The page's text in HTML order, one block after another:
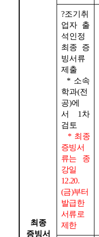
최종
증빙서
?조기취
업자 출
석인정
최종 증
빙서류
제출
* 소속
학과(전
공)에
서 1 차
검토
* 최종
증빙서
류는 종
강일
12.20.
(금)부터
발급한
서류로
제한